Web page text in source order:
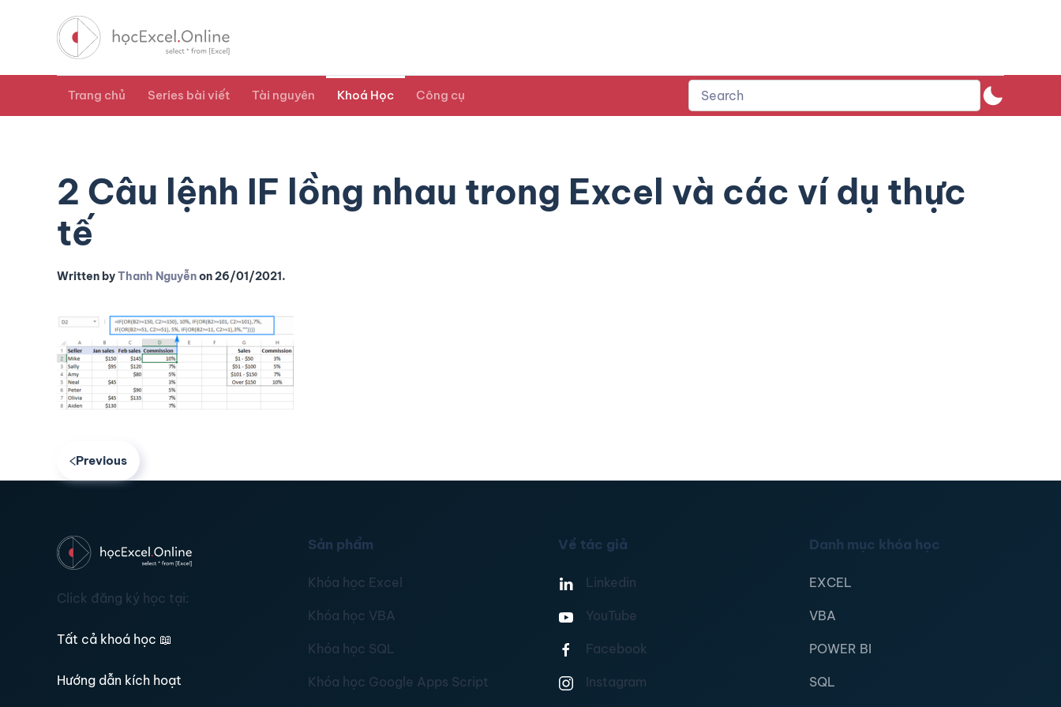
Trang chủ Series bài viết Tài nguyên Khoá Học Công cụ
2 Câu lệnh IF lồng nhau trong Excel và các ví dụ thực
tế
Written byThanh Nguyễnon26/01/2021.
Previous
Click đăng ký học tại:
Tất cả khoá học 📖
Hướng dẫn kích hoạt
Sản phẩm
Khóa học Excel
Khóa học VBA
Khóa học SQL
Khóa học Google Apps Script
Về tác giả
Linkedin
YouTube
Facebook
Instagram
Danh mục khóa học
EXCEL
VBA
POWER BI
SQL